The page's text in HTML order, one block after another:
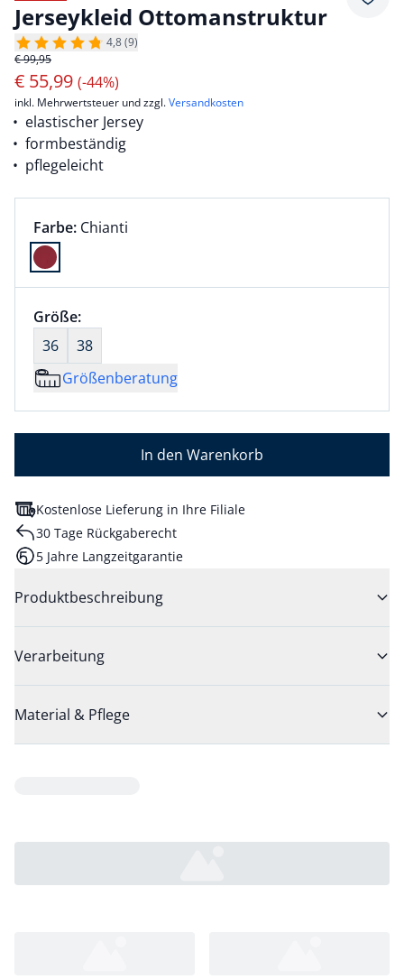
Jerseykleid Ottomanstruktur
4,8 (9)
€ 99,95
€ 55,99 (-44%)
inkl. Mehrwertsteuer und zzgl.Versandkosten
elastischer Jersey
formbeständig
pflegeleicht
Farbauswahl:
Farbe: aktuell ausgewählt:
Chianti
Farbe Chianti ausgewählt
Größenauswahl:
Größe:nichts ausgewählt
36
38
Größenberatung
In den Warenkorb
Kostenlose Lieferung in Ihre Filiale
30 Tage Rückgaberecht
5 Jahre Langzeitgarantie
Produktbeschreibung
Verarbeitung
Material & Pflege